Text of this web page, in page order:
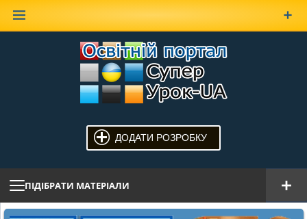
ДОДАТИ РОЗРОБКУ
ПІДІБРАТИ МАТЕРІАЛИ